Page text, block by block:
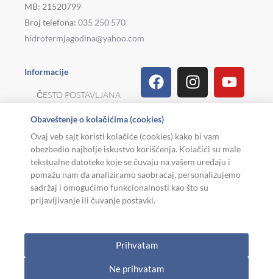
MB: 21520799
Broj telefona: 035 250 570
hidrotermjagodina@yahoo.com
Informacije
ČESTO POSTAVLJANA
REKLAMACIJE I
POVRAT ROBE
USLOVI KORIŠĆENJA
FacebookInstagram
Linkedin
Viber
TiktokPinterest
Copyright © 2026. Hidroterm Jagodina
Obaveštenje o kolačićima (cookies)
Ovaj veb sajt koristi kolačiće (cookies) kako bi vam
obezbedio najbolje iskustvo korišćenja. Kolačići su male
tekstualne datoteke koje se čuvaju na vašem uređaju i
pomažu nam da analiziramo saobraćaj, personalizujemo
sadržaj i omogućimo funkcionalnosti kao što su
prijavljivanje ili čuvanje postavki.
Prihvatam
Ne prihvatam